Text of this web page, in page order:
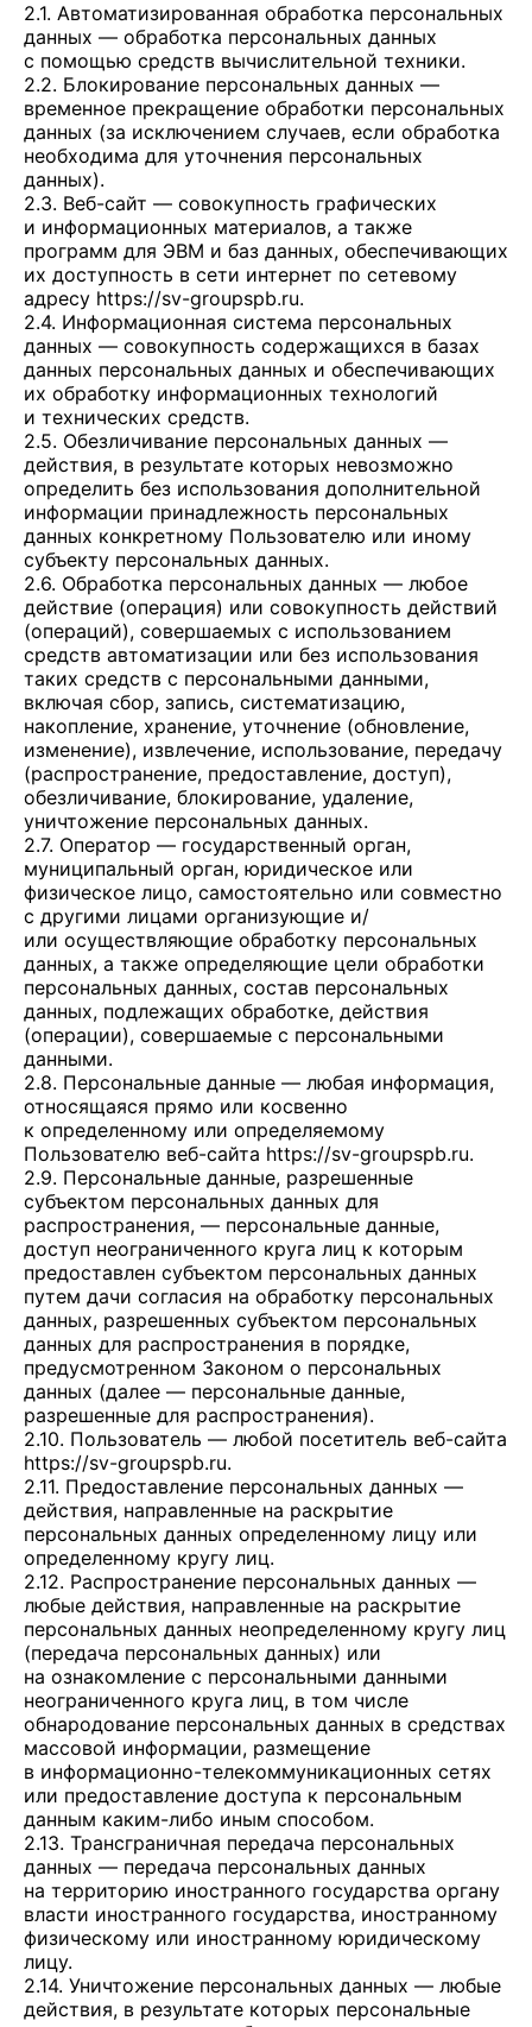
2.1. Автоматизированная обработка персональных
данных — обработка персональных данных
с помощью средств вычислительной техники.
2.2. Блокирование персональных данных —
временное прекращение обработки персональных
данных (за исключением случаев, если обработка
необходима для уточнения персональных
данных).
2.3. Веб-сайт — совокупность графических
и информационных материалов, а также
программ для ЭВМ и баз данных, обеспечивающих
их доступность в сети интернет по сетевому
адресу https://sv-groupspb.ru.
2.4. Информационная система персональных
данных — совокупность содержащихся в базах
данных персональных данных и обеспечивающих
их обработку информационных технологий
и технических средств.
2.5. Обезличивание персональных данных —
действия, в результате которых невозможно
определить без использования дополнительной
информации принадлежность персональных
данных конкретному Пользователю или иному
субъекту персональных данных.
2.6. Обработка персональных данных — любое
действие (операция) или совокупность действий
(операций), совершаемых с использованием
средств автоматизации или без использования
таких средств с персональными данными,
включая сбор, запись, систематизацию,
накопление, хранение, уточнение (обновление,
изменение), извлечение, использование, передачу
(распространение, предоставление, доступ),
обезличивание, блокирование, удаление,
уничтожение персональных данных.
2.7. Оператор — государственный орган,
муниципальный орган, юридическое или
физическое лицо, самостоятельно или совместно
с другими лицами организующие и/
или осуществляющие обработку персональных
данных, а также определяющие цели обработки
персональных данных, состав персональных
данных, подлежащих обработке, действия
(операции), совершаемые с персональными
данными.
2.8. Персональные данные — любая информация,
относящаяся прямо или косвенно
к определенному или определяемому
Пользователю веб-сайта https://sv-groupspb.ru.
2.9. Персональные данные, разрешенные
субъектом персональных данных для
распространения, — персональные данные,
доступ неограниченного круга лиц к которым
предоставлен субъектом персональных данных
путем дачи согласия на обработку персональных
данных, разрешенных субъектом персональных
данных для распространения в порядке,
предусмотренном Законом о персональных
данных (далее — персональные данные,
разрешенные для распространения).
2.10. Пользователь — любой посетитель веб-сайта
https://sv-groupspb.ru.
2.11. Предоставление персональных данных —
действия, направленные на раскрытие
персональных данных определенному лицу или
определенному кругу лиц.
2.12. Распространение персональных данных —
любые действия, направленные на раскрытие
персональных данных неопределенному кругу лиц
(передача персональных данных) или
на ознакомление с персональными данными
неограниченного круга лиц, в том числе
обнародование персональных данных в средствах
массовой информации, размещение
в информационно-телекоммуникационных сетях
или предоставление доступа к персональным
данным каким-либо иным способом.
2.13. Трансграничная передача персональных
данных — передача персональных данных
на территорию иностранного государства органу
власти иностранного государства, иностранному
физическому или иностранному юридическому
лицу.
2.14. Уничтожение персональных данных — любые
действия, в результате которых персональные